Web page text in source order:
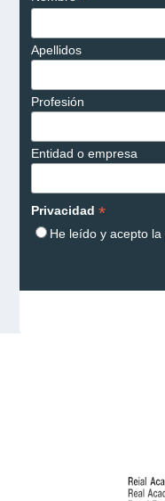
Apellidos
Profesión
Entidad o empresa
Privacidad *
He leído y acepto la